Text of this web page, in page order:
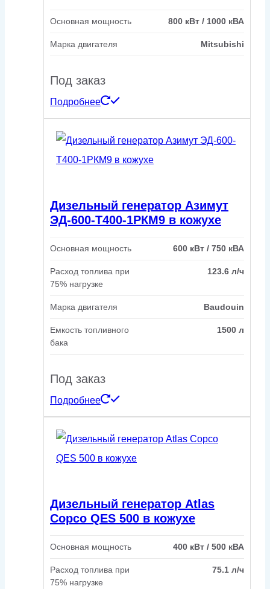
Основная мощность 800 кВт / 1000 кВА
Марка двигателя Mitsubishi
Под заказ
Подробнее
Дизельный генератор Азимут
ЭД-600-Т400-1РКМ9 в кожухе
Основная мощность 600 кВт / 750 кВА
Расход топлива при
75% нагрузке
123.6 л/ч
Марка двигателя Baudouin
Емкость топливного
бака
1500 л
Под заказ
Подробнее
Дизельный генератор Atlas
Copco QES 500 в кожухе
Основная мощность 400 кВт / 500 кВА
Расход топлива при
75% нагрузке
75.1 л/ч